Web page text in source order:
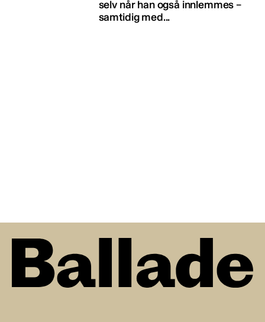
selv når han også innlemmes –
samtidig med...